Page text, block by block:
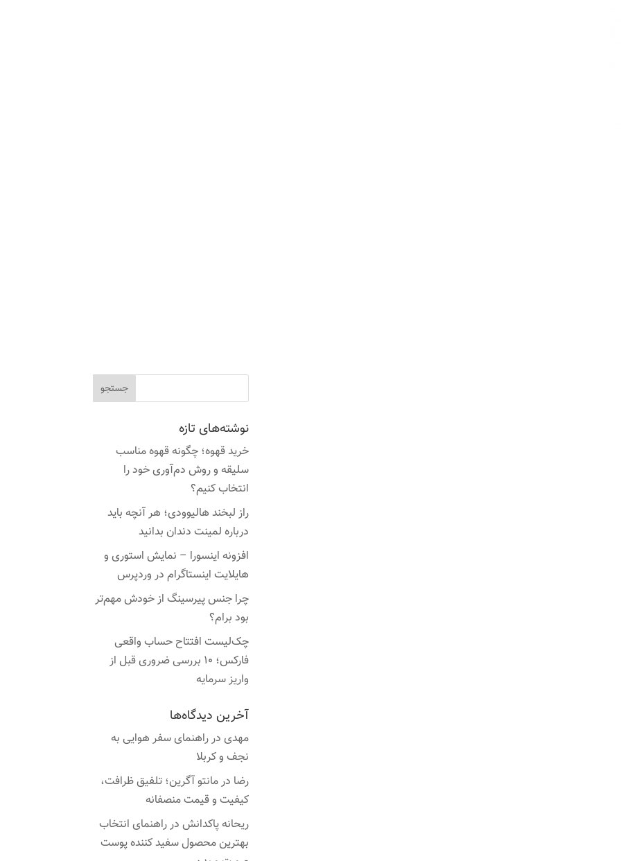
نوشته‌های تازه
خرید قهوه؛ چگونه قهوه مناسب
سلیقه و روش دم‌آوری خود را
انتخاب کنیم؟
راز لبخند هالیوودی؛ هر آنچه باید
درباره لمینت دندان بدانید
افزونه اینسورا – نمایش استوری و
هایلایت اینستاگرام در وردپرس
چرا جنس پیرسینگ از خودش مهم‌تر
بود برام؟
چک‌لیست افتتاح حساب واقعی
فارکس؛ ۱۰ بررسی ضروری قبل از
واریز سرمایه
آخرین دیدگاه‌ها
مهدی درراهنمای سفر هوایی به
نجف و کربلا
رضا درمانتو آگرین؛ تلفیق ظرافت،
کیفیت و قیمت منصفانه
ریحانه پاکدانش درراهنمای انتخاب
بهترین محصول سفید کننده پوست